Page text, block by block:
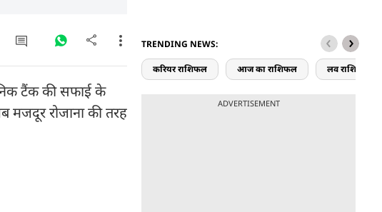
टैंक की सफाई के
रोजाना की तरह
TRENDING NEWS:
करियर राशिफल आज का राशिफल लव राशिफल
ADVERTISEMENT